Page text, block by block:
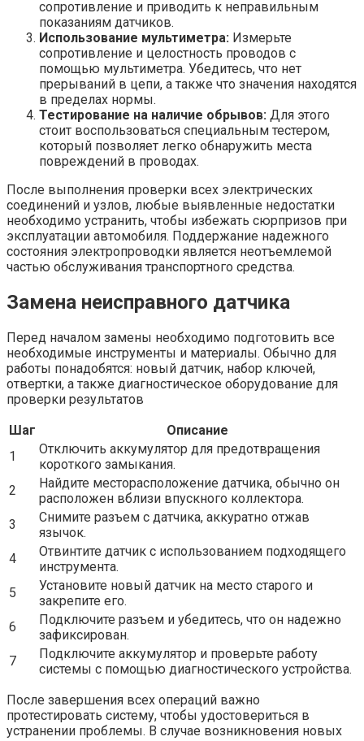
сопротивление и приводить к неправильным
показаниям датчиков.
Использование мультиметра: Измерьте
сопротивление и целостность проводов с
помощью мультиметра. Убедитесь, что нет
прерываний в цепи, а также что значения находятся
в пределах нормы.
Тестирование на наличие обрывов: Для этого
стоит воспользоваться специальным тестером,
который позволяет легко обнаружить места
повреждений в проводах.
После выполнения проверки всех электрических
соединений и узлов, любые выявленные недостатки
необходимо устранить, чтобы избежать сюрпризов при
эксплуатации автомобиля. Поддержание надежного
состояния электропроводки является неотъемлемой
частью обслуживания транспортного средства.
Замена неисправного датчика
Перед началом замены необходимо подготовить все
необходимые инструменты и материалы. Обычно для
работы понадобятся: новый датчик, набор ключей,
отвертки, а также диагностическое оборудование для
проверки результатов
Шаг
Описание
1
Отключить аккумулятор для предотвращения
короткого замыкания.
2
Найдите месторасположение датчика, обычно он
расположен вблизи впускного коллектора.
3
Снимите разъем с датчика, аккуратно отжав
язычок.
4
Отвинтите датчик с использованием подходящего
инструмента.
5
Установите новый датчик на место старого и
закрепите его.
6
Подключите разъем и убедитесь, что он надежно
зафиксирован.
7
Подключите аккумулятор и проверьте работу
системы с помощью диагностического устройства.
После завершения всех операций важно
протестировать систему, чтобы удостовериться в
устранении проблемы. В случае возникновения новых